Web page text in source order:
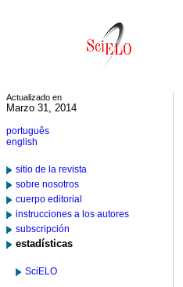
Actualizado en
Marzo 31, 2014
português
english
sitio de la revista
sobre nosotros
cuerpo editorial
instrucciones a los autores
subscripción
estadísticas
SciELO